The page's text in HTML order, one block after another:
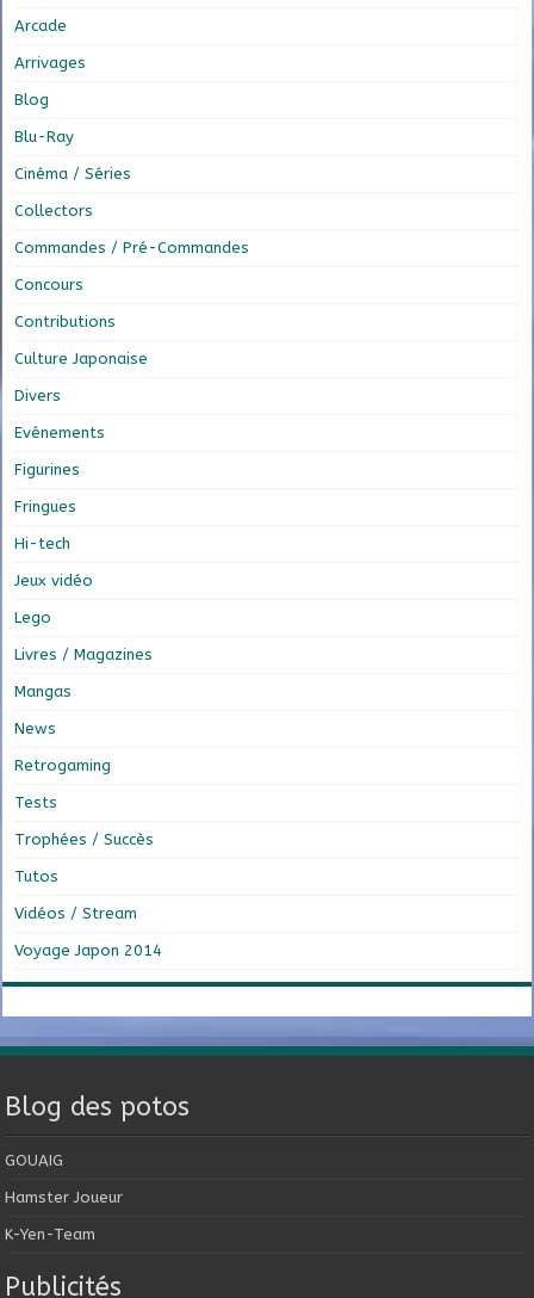
Arcade
Arrivages
Blog
Blu-Ray
Cinéma / Séries
Collectors
Commandes / Pré-Commandes
Concours
Contributions
Culture Japonaise
Divers
Evénements
Figurines
Fringues
Hi-tech
Jeux vidéo
Lego
Livres / Magazines
Mangas
News
Retrogaming
Tests
Trophées / Succès
Tutos
Vidéos / Stream
Voyage Japon 2014
Blog des potos
GOUAIG
Hamster Joueur
K-Yen-Team
Publicités